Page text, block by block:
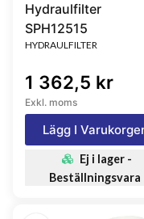
Hydraulfilter
SPH12515
HYDRAULFILTER
1 362,5 kr
Exkl. moms
Lägg I
Ej i lager -
Beställningsvara